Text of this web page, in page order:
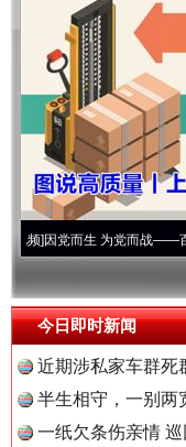
生 为党而战——百年“纪”事⑧
今日即时新闻
近期涉私家车群死
半生相守，一别两
一纸欠条伤亲情
世界屋